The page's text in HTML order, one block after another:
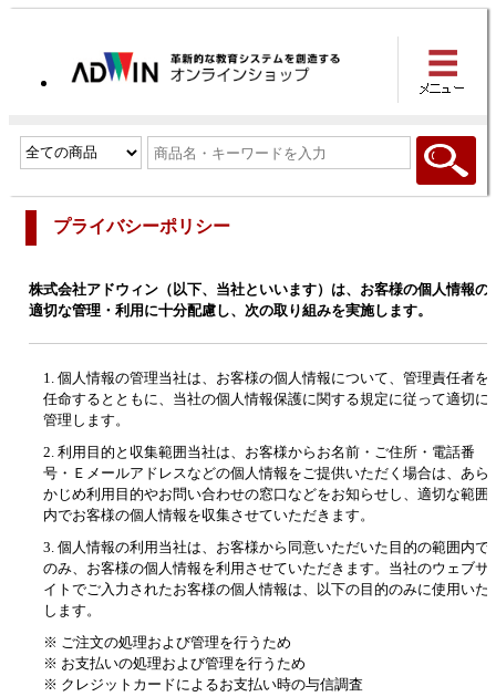
プライバシーポリシー
株式会社アドウィン（以下、当社といいます）は、お客様の個人情報の
適切な管理・利用に十分配慮し、次の取り組みを実施します。
1. 個人情報の管理当社は、お客様の個人情報について、管理責任者を
任命するとともに、当社の個人情報保護に関する規定に従って適切に
管理します。
2. 利用目的と収集範囲当社は、お客様からお名前・ご住所・電話番
号・Ｅメールアドレスなどの個人情報をご提供いただく場合は、あら
かじめ利用目的やお問い合わせの窓口などをお知らせし、適切な範囲
内でお客様の個人情報を収集させていただきます。
3. 個人情報の利用当社は、お客様から同意いただいた目的の範囲内で
のみ、お客様の個人情報を利用させていただきます。当社のウェブサ
イトでご入力されたお客様の個人情報は、以下の目的のみに使用いた
します。
ご注文の処理および管理を行うため
お支払いの処理および管理を行うため
クレジットカードによるお支払い時の与信調査